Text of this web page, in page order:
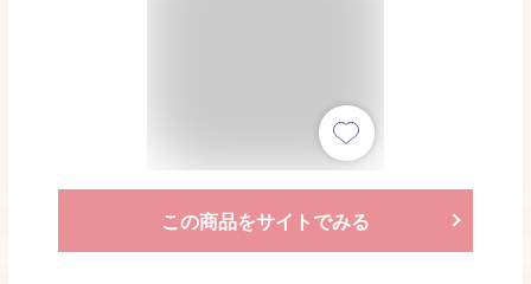
この商品をサイトでみる